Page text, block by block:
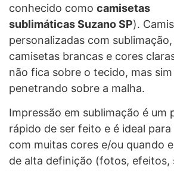
conhecido como camisetas
sublimáticas Suzano SP).
personalizadas com
camisetas brancas e cores
não fica sobre o tecido, mas
penetrando sobre a malha.
Impressão em sublimação é um
rápido de ser feito e é ideal
com muitas cores e/ou quando
de alta definição (fotos, efeitos,